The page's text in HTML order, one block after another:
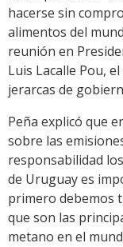
hacerse sin
alimentos del
reunión en
Luis Lacalle Pou,
jerarcas de
Peña explicó que
sobre las
responsabilidad
de Uruguay es
primero debemos
que son las
metano en el